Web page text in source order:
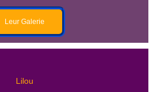
Leur Galerie
Lilou